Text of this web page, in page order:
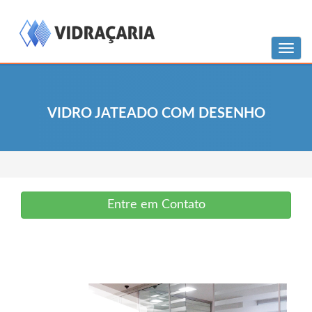
VIDRO JATEADO COM DESENHO
Menu
Entre em Contato